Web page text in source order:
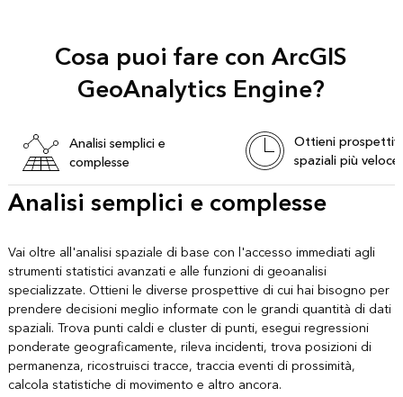
Cosa puoi fare con ArcGIS
GeoAnalytics Engine?
Analisi semplici e
complesse
Ottieni
spaziali più
Analisi semplici e complesse
Vai oltre all'analisi spaziale di base con l'accesso immediati agli
strumenti statistici avanzati e alle funzioni di geoanalisi
specializzate. Ottieni le diverse prospettive di cui hai bisogno per
prendere decisioni meglio informate con le grandi quantità di dati
spaziali. Trova punti caldi e cluster di punti, esegui regressioni
ponderate geograficamente, rileva incidenti, trova posizioni di
permanenza, ricostruisci tracce, traccia eventi di prossimità,
calcola statistiche di movimento e altro ancora.